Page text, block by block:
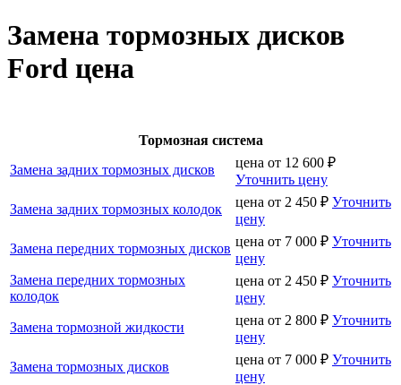
Замена тормозных дисков
Ford цена
Тормозная система
Замена задних тормозных дисков
цена от 12 600 ₽
Уточнить цену
Замена задних тормозных колодок
цена от 2 450 ₽ Уточнить
цену
Замена передних тормозных дисков цена от 7 000 ₽ Уточнить
цену
Замена передних тормозных
колодок
цена от 2 450 ₽ Уточнить
цену
Замена тормозной жидкости
цена от 2 800 ₽ Уточнить
цену
Замена тормозных дисков
цена от 7 000 ₽ Уточнить
цену